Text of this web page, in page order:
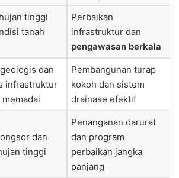
tinggi
tanah
Perbaikan
infrastruktur dan
pengawasan berkala
dan
infrastruktur
Pembangunan turap
kokoh dan sistem
drainase efektif
dan
tinggi
Penanganan darurat
dan program
perbaikan jangka
panjang